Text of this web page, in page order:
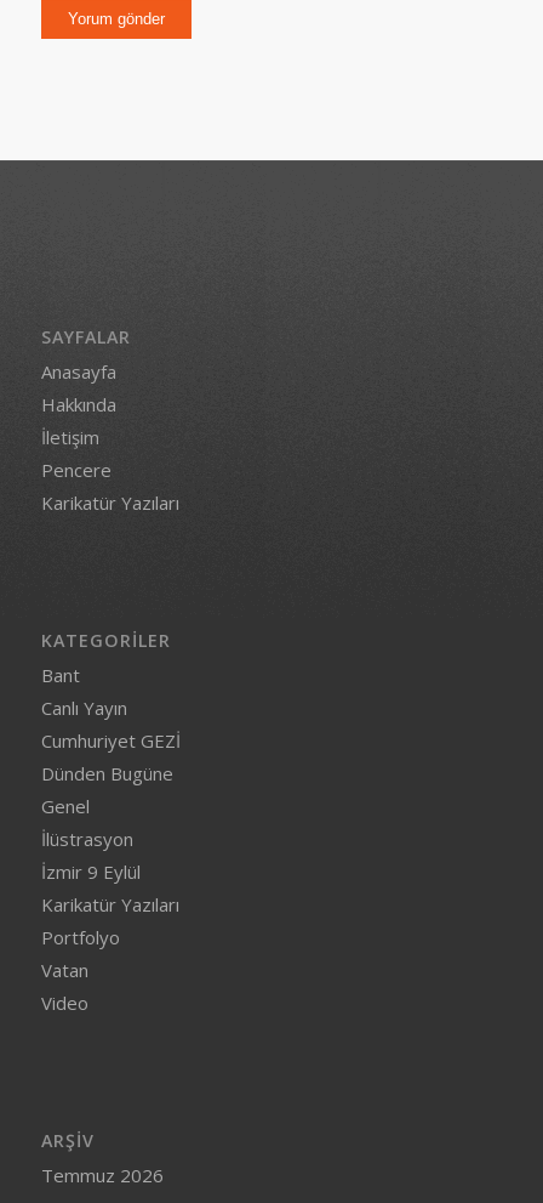
SAYFALAR
Anasayfa
Hakkında
İletişim
Pencere
Karikatür Yazıları
KATEGORILER
Bant
Canlı Yayın
Cumhuriyet GEZİ
Dünden Bugüne
Genel
İlüstrasyon
İzmir 9 Eylül
Karikatür Yazıları
Portfolyo
Vatan
Video
ARŞIV
Temmuz 2026